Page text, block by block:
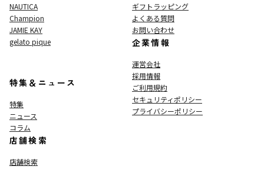
NAUTICA
Champion
JAMIE KAY
gelato pique
特集＆ニュース
特集
ニュース
コラム
店舗検索
店舗検索
ギフトラッピング
よくある質問
お問い合わせ
企業情報
運営会社
採用情報
ご利用規約
セキュリティポリシー
プライバシーポリシー